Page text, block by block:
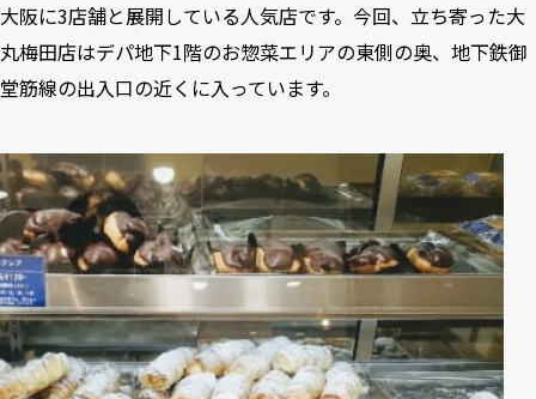
大阪に3店舗と展開している人気店です。今回、立ち寄った大
丸梅田店はデパ地下1階のお惣菜エリアの東側の奥、地下鉄御
堂筋線の出入口の近くに入っています。